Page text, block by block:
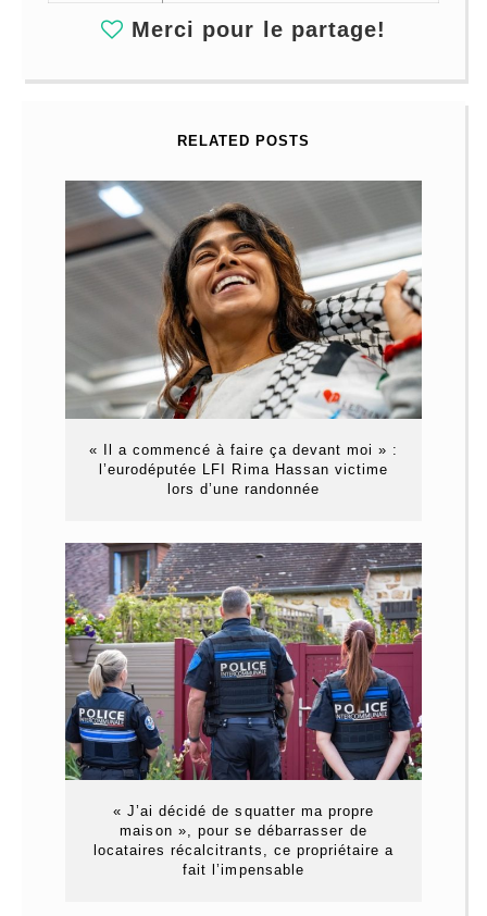
Merci pour le partage!
RELATED POSTS
« Il a commencé à faire ça devant moi » :
l’eurodéputée LFI Rima Hassan victime
lors d’une randonnée
« J’ai décidé de squatter ma propre
maison », pour se débarrasser de
locataires récalcitrants, ce propriétaire a
fait l’impensable